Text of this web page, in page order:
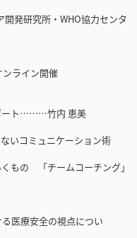
発研究所・WHO協力センタ
ライン開催
ート………竹内 恵美
いコミュニケーション術
もの 「チームコーチング」
医療安全の視点につい